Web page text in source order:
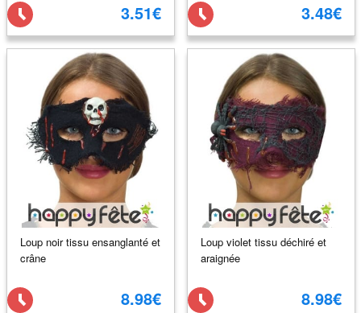
3.51€ 3.48€
Loup noir tissu ensanglanté et
crâne
8.98€
Loup violet tissu déchiré et
araignée
8.98€